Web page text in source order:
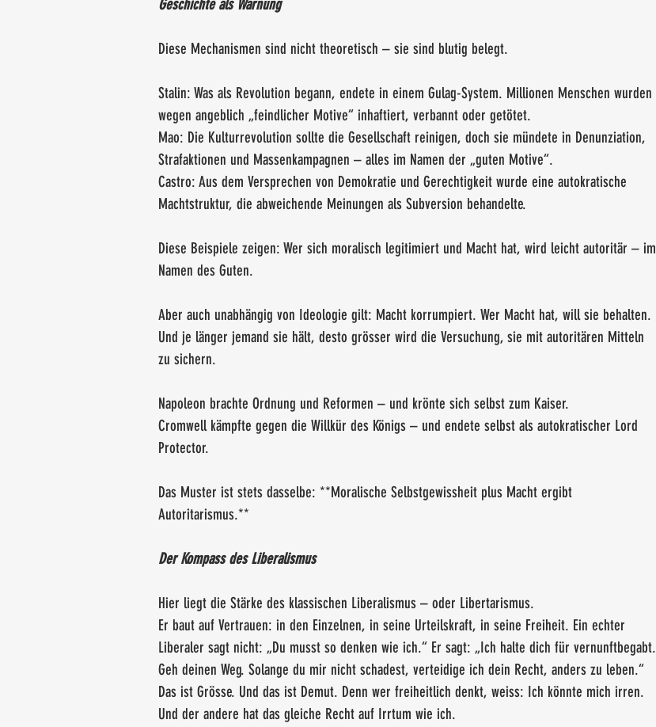
Geschichte als Warnung
Diese Mechanismen sind nicht theoretisch – sie sind blutig belegt.
Stalin: Was als Revolution begann, endete in einem Gulag-System. Millionen Menschen wurden
wegen angeblich „feindlicher Motive“ inhaftiert, verbannt oder getötet.
Mao: Die Kulturrevolution sollte die Gesellschaft reinigen, doch sie mündete in Denunziation,
Strafaktionen und Massenkampagnen – alles im Namen der „guten Motive“.
Castro: Aus dem Versprechen von Demokratie und Gerechtigkeit wurde eine autokratische
Machtstruktur, die abweichende Meinungen als Subversion behandelte.
Diese Beispiele zeigen: Wer sich moralisch legitimiert und Macht hat, wird leicht autoritär – im
Namen des Guten.
Aber auch unabhängig von Ideologie gilt: Macht korrumpiert. Wer Macht hat, will sie behalten.
Und je länger jemand sie hält, desto grösser wird die Versuchung, sie mit autoritären Mitteln
zu sichern.
Napoleon brachte Ordnung und Reformen – und krönte sich selbst zum Kaiser.
Cromwell kämpfte gegen die Willkür des Königs – und endete selbst als autokratischer Lord
Protector.
Das Muster ist stets dasselbe: **Moralische Selbstgewissheit plus Macht ergibt
Autoritarismus.**
Der Kompass des Liberalismus
Hier liegt die Stärke des klassischen Liberalismus – oder Libertarismus.
Er baut auf Vertrauen: in den Einzelnen, in seine Urteilskraft, in seine Freiheit. Ein echter
Liberaler sagt nicht: „Du musst so denken wie ich.“ Er sagt: „Ich halte dich für vernunftbegabt.
Geh deinen Weg. Solange du mir nicht schadest, verteidige ich dein Recht, anders zu leben.“
Das ist Grösse. Und das ist Demut. Denn wer freiheitlich denkt, weiss: Ich könnte mich irren.
Und der andere hat das gleiche Recht auf Irrtum wie ich.